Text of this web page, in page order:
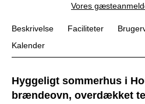
Vores
Beskrivelse Faciliteter
Kalender
Hyggeligt sommerhus i
brændeovn, overdækket